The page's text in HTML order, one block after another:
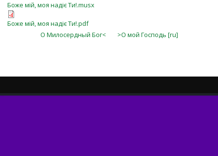
Боже мій, моя надіє Ти!.musx
Боже мій, моя надіє Ти!.pdf
О Милосердный Бог<
>О мой Господь [ru]